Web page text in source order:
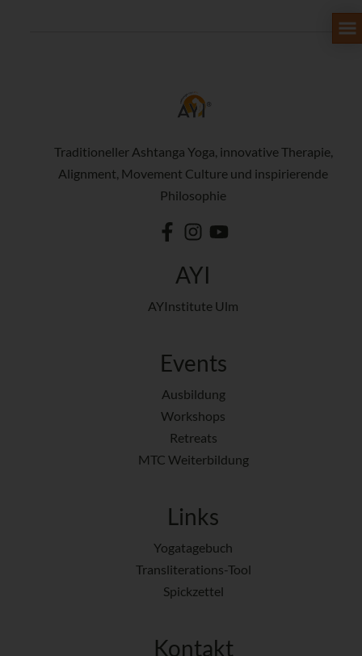
Traditioneller Ashtanga Yoga, innovative Therapie,
Alignment, Movement Culture und inspirierende
Philosophie
AYI
AYInstitute Ulm
Events
Ausbildung
Workshops
Retreats
MTC Weiterbildung
Links
Yogatagebuch
Transliterations-Tool
Spickzettel
Kontakt